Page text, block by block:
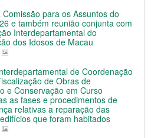
para os Assuntos do
e também reunião conjunta com
Interdepartamental do
dos Idosos de Macau
de Coordenação
de Obras de
e Conservação em Curso
as fases e procedimentos de
relativas a reparação das
que foram habitados